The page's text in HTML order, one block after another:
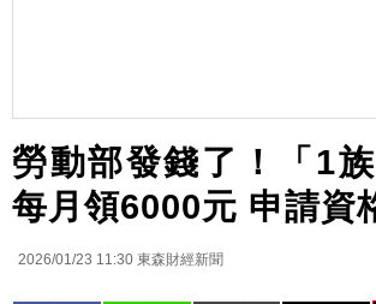
勞動部發錢了！「1
每月領6000元 申請資
2026/01/23 11:30 東森財經新聞